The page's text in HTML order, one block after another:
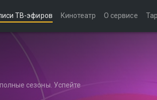
ТВ-эфиров Кинотеатр О сервисе
сезоны. Успейте